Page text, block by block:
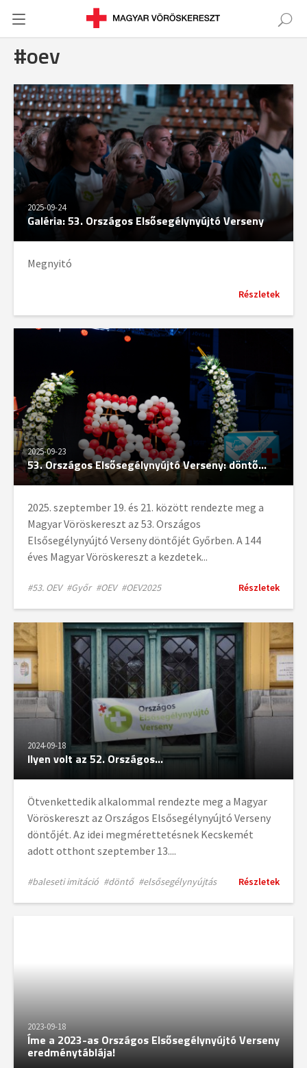
#oev
2025-09-24
Galéria: 53. Országos Elsősegélynyújtó Verseny
Megnyitó
Részletek
2025-09-23
53. Országos Elsősegélynyújtó Verseny: döntő...
2025. szeptember 19. és 21. között rendezte meg a
Magyar Vöröskereszt az 53. Országos
Elsősegélynyújtó Verseny döntőjét Győrben. A 144
éves Magyar Vöröskereszt a kezdetek...
#53. OEV #Győr #OEV #OEV2025 Részletek
2024-09-18
Ilyen volt az 52. Országos...
Ötvenkettedik alkalommal rendezte meg a Magyar
Vöröskereszt az Országos Elsősegélynyújtó Verseny
döntőjét. Az idei megmérettetésnek Kecskemét
adott otthont szeptember 13....
#baleseti imitáció #döntő #elsősegélynyújtás Részletek
2023-09-18
Íme a 2023-as Országos Elsősegélynyújtó Verseny
eredménytáblája!